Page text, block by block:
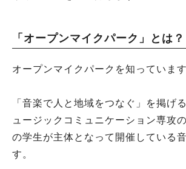
「オープンマイクパーク」とは？
オープンマイクパークを知っていま
「音楽で人と地域をつなぐ」を掲げ
ュージックコミュニケーション専攻
の学生が主体となって開催している
す。